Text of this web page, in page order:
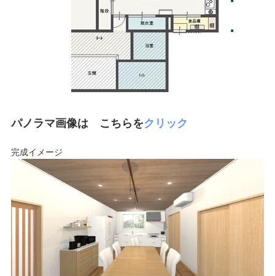
パノラマ画像は こちらをクリック
完成イメージ